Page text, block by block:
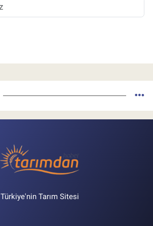
Türkiye'nin Tarım Sitesi